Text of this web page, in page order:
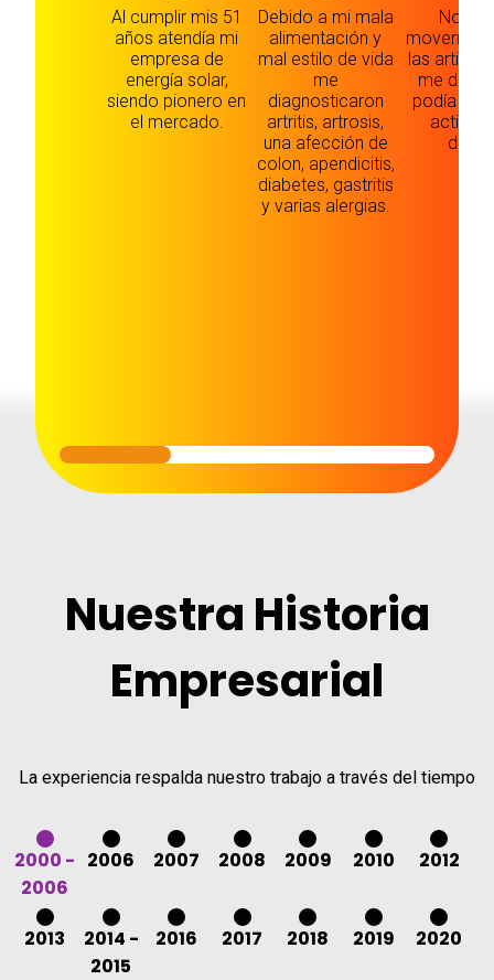
Al cumplir mis 51
años atendía mi
empresa de
energía solar,
siendo pionero en
el mercado.
Debido a mi mala
alimentación y
mal estilo de vida
me
diagnosticaron
artritis, artrosis,
una afección de
colon, apendicitis,
diabetes, gastritis
y varias alergias.
No
moverme,
las
me
podía
Nuestra Historia
Empresarial
La experiencia respalda nuestro trabajo a través del tiempo
2000 -
2006
2006 2007 2008 2009 2010 2012
2013
2014 -
2015
2016 2017 2018 2019 2020